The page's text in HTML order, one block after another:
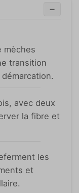
−
mèches
transition
avec deux
la fibre et
les
et